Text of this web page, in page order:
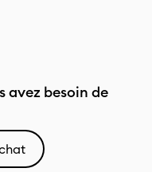
avez besoin de